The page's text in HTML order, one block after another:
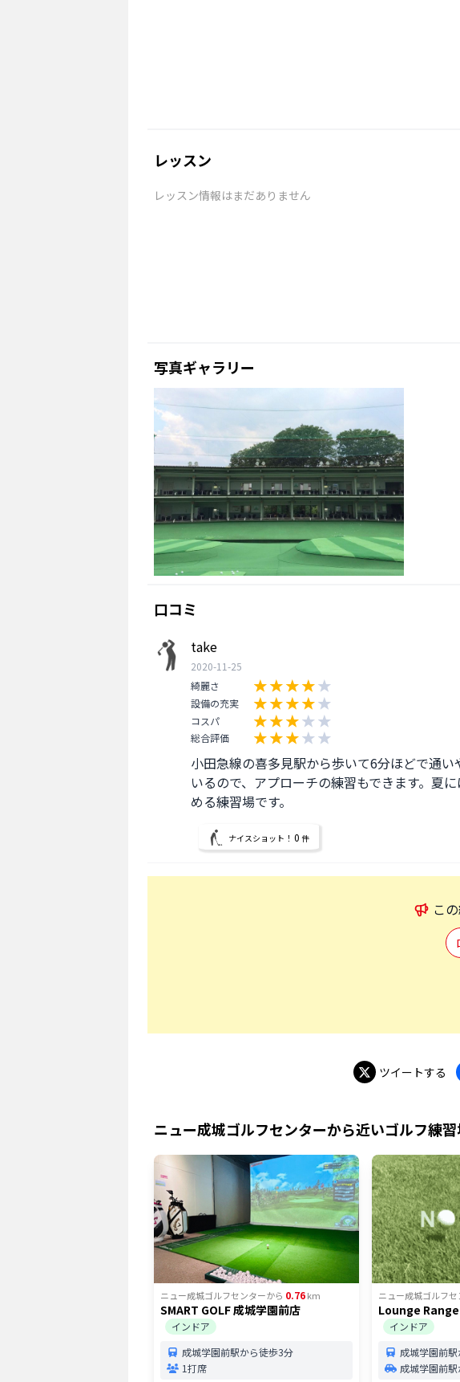
レッスン
レッスン情報はまだありません
写真ギャラリー
口コミ
take
2020-11-25
綺麗さ
設備の充実
コスパ
総合評価
小田急線の喜多見駅から歩いて6分ほどで通
いるので、アプローチの練習もできます。夏
める練習場です。
ナイスショット！ 0 件
この
ツイートする
ニュー成城ゴルフセンターから近いゴルフ練
ニュー成城ゴルフセンターから 0.76km
SMART GOLF 成城学園前店
インドア
成城学園前駅から徒歩3分
1打席
ニュー成城ゴルフセ
Lounge Range
インドア
成城学園前
成城学園前